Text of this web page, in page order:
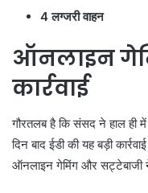
4 लग्जरी वाहन
ऑनलाइन
कार्रवाई
गौरतलब है कि संसद ने हाल ही
दिन बाद ईडी की यह बड़ी
ऑनलाइन गेमिंग और सट्टेबाजी